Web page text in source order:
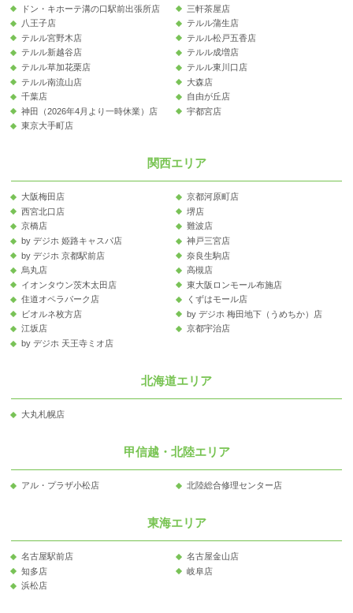
ドン・キホーテ溝の口駅前出張所店
三軒茶屋店
八王子店
テルル蒲生店
テルル宮野木店
テルル松戸五香店
テルル新越谷店
テルル成増店
テルル草加花栗店
テルル東川口店
テルル南流山店
大森店
千葉店
自由が丘店
神田（2026年4月より一時休業）店
宇都宮店
東京大手町店
関西エリア
大阪梅田店
京都河原町店
西宮北口店
堺店
京橋店
難波店
by デジホ 姫路キャスパ店
神戸三宮店
by デジホ 京都駅前店
奈良生駒店
烏丸店
高槻店
イオンタウン茨木太田店
東大阪ロンモール布施店
住道オペラパーク店
くずはモール店
ビオルネ枚方店
by デジホ 梅田地下（うめちか）店
江坂店
京都宇治店
by デジホ 天王寺ミオ店
北海道エリア
大丸札幌店
甲信越・北陸エリア
アル・プラザ小松店 北陸総合修理センター店
東海エリア
名古屋駅前店
名古屋金山店
知多店
岐阜店
浜松店